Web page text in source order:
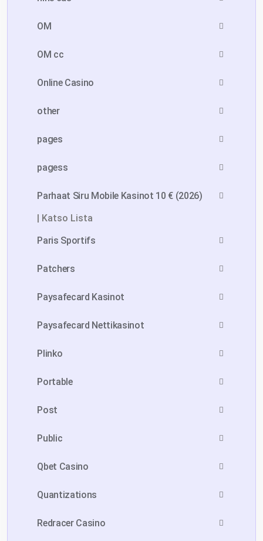
OM
OM cc
Online Casino
other
pages
pagess
Parhaat Siru Mobile Kasinot 10 € (2026)
| Katso Lista
Paris Sportifs
Patchers
Paysafecard Kasinot
Paysafecard Nettikasinot
Plinko
Portable
Post
Public
Qbet Casino
Quantizations
Redracer Casino